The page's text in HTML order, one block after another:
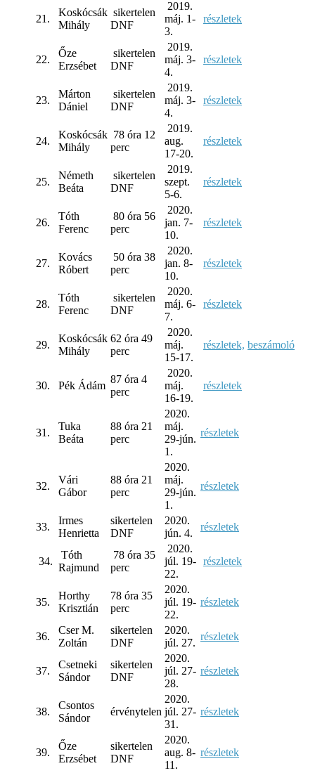
21.
Koskócsák
Mihály
sikertelen
DNF
2019.
máj. 1-
3.
részletek
22.
Őze
Erzsébet
sikertelen
DNF
2019.
máj. 3-
4.
részletek
23.
Márton
Dániel
sikertelen
DNF
2019.
máj. 3-
4.
részletek
24.
Koskócsák
Mihály
78 óra 12
perc
2019.
aug.
17-20.
részletek
25.
Németh
Beáta
sikertelen
DNF
2019.
szept.
5-6.
részletek
26.
Tóth
Ferenc
80 óra 56
perc
2020.
jan. 7-
10.
részletek
27.
Kovács
Róbert
50 óra 38
perc
2020.
jan. 8-
10.
részletek
28.
Tóth
Ferenc
sikertelen
DNF
2020.
máj. 6-
7.
részletek
29.
Koskócsák
Mihály
62 óra 49
perc
2020.
máj.
15-17.
részletek, beszámoló
30. Pék Ádám
87 óra 4
perc
2020.
máj.
16-19.
részletek
31.
Tuka
Beáta
88 óra 21
perc
2020.
máj.
29-jún.
1.
részletek
32.
Vári
Gábor
88 óra 21
perc
2020.
máj.
29-jún.
1.
részletek
33.
Irmes
Henrietta
sikertelen
DNF
2020.
jún. 4.
részletek
34.
Tóth
Rajmund
78 óra 35
perc
2020.
júl. 19-
22.
részletek
35.
Horthy
Krisztián
78 óra 35
perc
2020.
júl. 19-
22.
részletek
36.
Cser M.
Zoltán
sikertelen
DNF
2020.
júl. 27.
részletek
37.
Csetneki
Sándor
sikertelen
DNF
2020.
júl. 27-
28.
részletek
38.
Csontos
Sándor
érvénytelen
2020.
júl. 27-
31.
részletek
39.
Őze
Erzsébet
sikertelen
DNF
2020.
aug. 8-
11.
részletek